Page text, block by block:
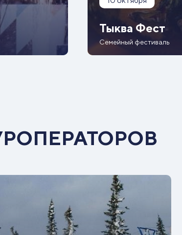
Тыква Фест
Семейный фестиваль